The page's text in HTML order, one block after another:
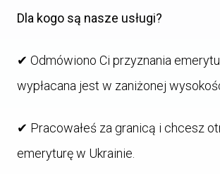
Dla kogo są nasze usługi?
✔ Odmówiono Ci przyznania
wypłacana jest w zaniżonej
✔ Pracowałeś za granicą i chcesz
emeryturę w Ukrainie.